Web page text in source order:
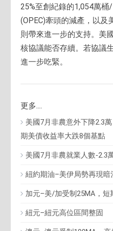
25%至創紀錄的1,054萬
(OPEC)牽頭的減產，以及
則帶來進一步的支持。美
核協議能否存續。若協議
進一步吃緊。
更多....
美國7月非農意外下降2.3
期美債收益率大跌8個基點
美國7月非農就業人數-2.3
紐約期油–美伊局勢再現
加元–美/加受制25MA，短
紐元–紐元高位區間整固